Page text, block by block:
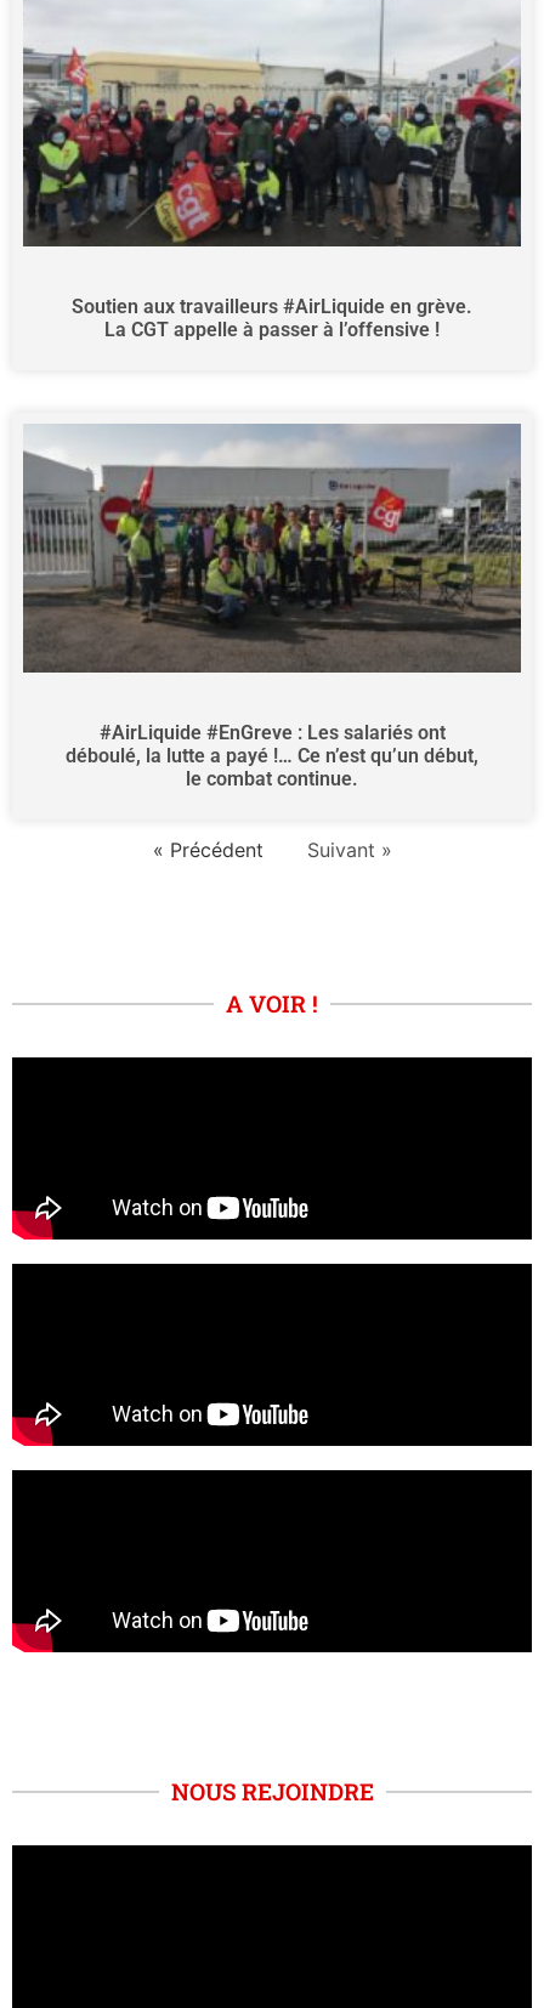
Soutien aux travailleurs #AirLiquide en grève.
La CGT appelle à passer à l’offensive !
#AirLiquide #EnGreve : Les salariés ont
déboulé, la lutte a payé !… Ce n’est qu’un début,
le combat continue.
« Précédent Suivant »
A VOIR !
NOUS REJOINDRE